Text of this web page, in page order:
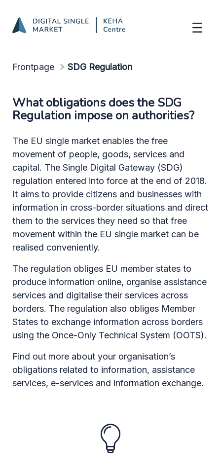
Frontpage SDG Regulation
What obligations does the SDG
Regulation impose on authorities?
The EU single market enables the free
movement of people, goods, services and
capital. The Single Digital Gateway (SDG)
regulation entered into force at the end of 2018.
It aims to provide citizens and businesses with
information in cross-border situations and direct
them to the services they need so that free
movement within the EU single market can be
realised conveniently.
The regulation obliges EU member states to
produce information online, organise assistance
services and digitalise their services across
borders. The regulation also obliges Member
States to exchange information across borders
using the Once-Only Technical System (OOTS).
Find out more about your organisation’s
obligations related to information, assistance
services, e-services and information exchange.